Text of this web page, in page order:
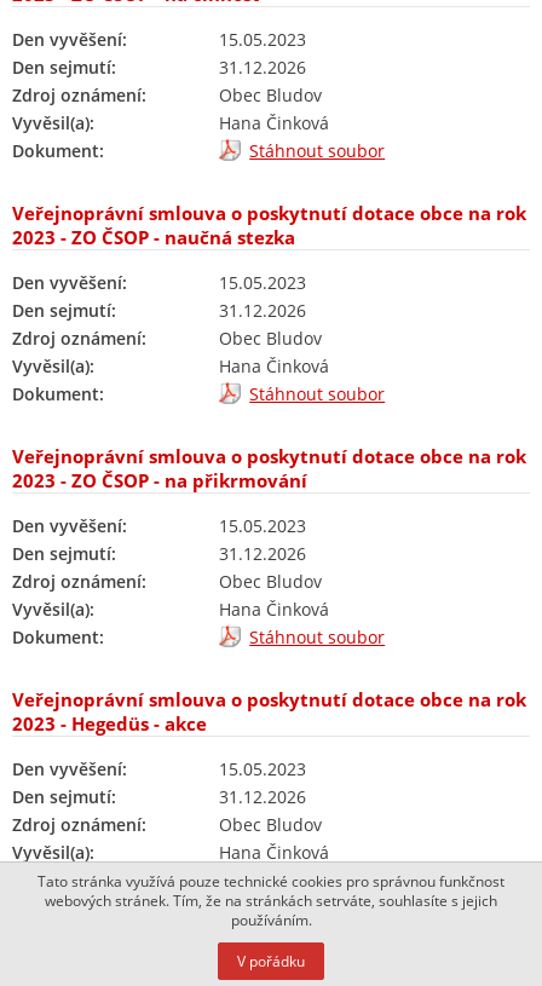
Den vyvěšení:
15.05.2023
Den sejmutí:
31.12.2026
Zdroj oznámení:
Obec Bludov
Vyvěsil(a):
Hana Činková
Dokument:
Stáhnout soubor
Veřejnoprávní smlouva o poskytnutí dotace obce na rok
2023 - ZO ČSOP - naučná stezka
Den vyvěšení:
15.05.2023
Den sejmutí:
31.12.2026
Zdroj oznámení:
Obec Bludov
Vyvěsil(a):
Hana Činková
Dokument:
Stáhnout soubor
Veřejnoprávní smlouva o poskytnutí dotace obce na rok
2023 - ZO ČSOP - na přikrmování
Den vyvěšení:
15.05.2023
Den sejmutí:
31.12.2026
Zdroj oznámení:
Obec Bludov
Vyvěsil(a):
Hana Činková
Dokument:
Stáhnout soubor
Veřejnoprávní smlouva o poskytnutí dotace obce na rok
2023 - Hegedüs - akce
Den vyvěšení:
15.05.2023
Den sejmutí:
31.12.2026
Zdroj oznámení:
Obec Bludov
Vyvěsil(a):
Hana Činková
Dokument:
Stáhnout soubor
Veřejnoprávní smlouva o poskytnutí dotace obce na rok
Tato stránka využívá pouze technické cookies pro správnou funkčnost
webových stránek. Tím, že na stránkách setrváte, souhlasíte s jejich
používáním.
V pořádku